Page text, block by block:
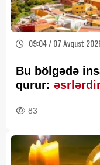
09:04 / 07 Avqust
Bu bölgədə
qurur:
83